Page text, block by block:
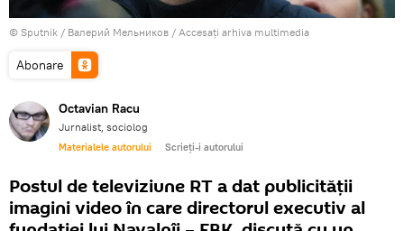
© Sputnik / Валерий Мельников / Accesați arhiva multimedia
Abonare
Octavian Racu
Jurnalist, sociolog
Materialele autorului Scrieți-i autorului
Postul de televiziune RT a dat publicității
imagini video în care directorul executiv al